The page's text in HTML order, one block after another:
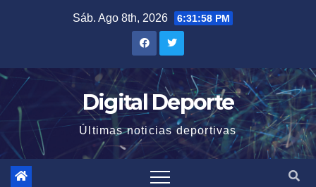
Sáb. Ago 8th, 2026 6:31:59 PM
Digital Deporte
Últimas noticias deportivas